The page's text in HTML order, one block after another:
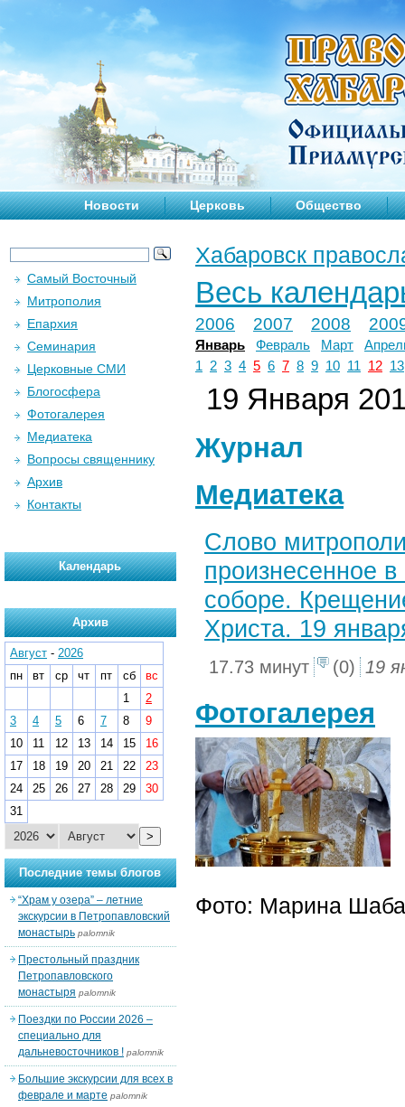
Новости Церковь Общество
Хабаровск
Весь
2006 2007 2008
Январь Февраль Март
1
2 3 4 5 6 7 8 9 10 11 12 13
19 Января
Журнал
Медиатека
Слово
произнесенное
соборе.
Христа. 19
17.73 минут (0) 19
Фотогалерея
Фото: Марина
Самый Восточный
Митрополия
Епархия
Семинария
Церковные СМИ
Блогосфера
Фотогалерея
Медиатека
Вопросы священнику
Архив
Контакты
Календарь
Архив
Август - 2026
пн
вт ср чт пт сб
вс
1
2
3
4 5 6 7 8
9
10
11 12 13 14 15
16
17
18 19 20 21 22
23
24
25 26 27 28 29
30
31
>
Последние темы блогов
“Храм у озера” – летние
экскурсии в Петропавловский
монастырь palomnik
Престольный праздник
Петропавловского
монастыря palomnik
Поездки по России 2026 –
специально для
дальневосточников ! palomnik
Большие экскурсии для всех в
феврале и марте palomnik